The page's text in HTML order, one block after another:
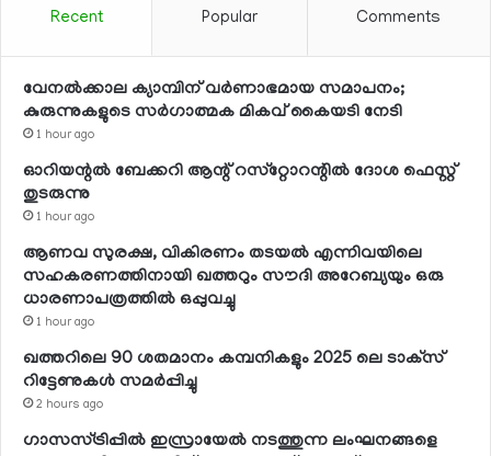
Recent Popular Comments
വേനല്‍ക്കാല ക്യാമ്പിന് വര്‍ണാഭമായ സമാപനം;
കുരുന്നുകളുടെ സര്‍ഗാത്മക മികവ് കൈയടി നേടി
1 hour ago
ഓറിയന്റല്‍ ബേക്കറി ആന്റ് റസ്‌റ്റോറന്റില്‍ ദോശ ഫെസ്റ്റ്
തുടരുന്നു
1 hour ago
ആണവ സുരക്ഷ, വികിരണം തടയല്‍ എന്നിവയിലെ
സഹകരണത്തിനായി ഖത്തറും സൗദി അറേബ്യയും ഒരു
ധാരണാപത്രത്തില്‍ ഒപ്പുവച്ചു
1 hour ago
ഖത്തറിലെ 90 ശതമാനം കമ്പനികളും 2025 ലെ ടാക്‌സ്
റിട്ടേണുകള്‍ സമര്‍പ്പിച്ചു
2 hours ago
ഗാസസ്ട്രിപ്പില്‍ ഇസ്രായേല്‍ നടത്തുന്ന ലംഘനങ്ങളെ